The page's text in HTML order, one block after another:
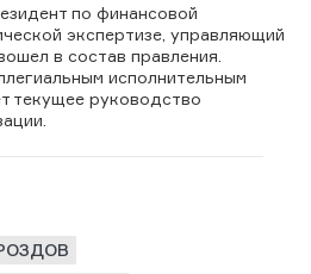
по финансовой
экспертизе, управляющий
в состав правления.
исполнительным
текущее руководство